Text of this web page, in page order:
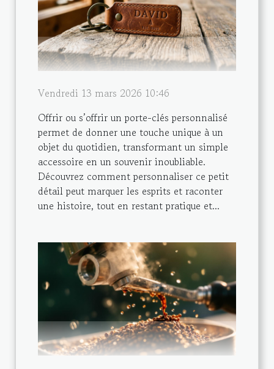
Vendredi 13 mars 2026 10:46
Offrir ou s’offrir un porte-clés personnalisé
permet de donner une touche unique à un
objet du quotidien, transformant un simple
accessoire en un souvenir inoubliable.
Découvrez comment personnaliser ce petit
détail peut marquer les esprits et raconter
une histoire, tout en restant pratique et...